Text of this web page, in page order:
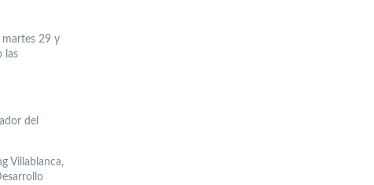
martes 29 y
las
del
Villablanca,